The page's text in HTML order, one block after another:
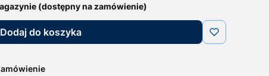
(dostępny na zamówienie)
Dodaj do koszyka